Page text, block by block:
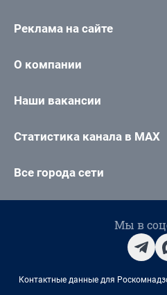
Реклама на сайте
О компании
Наши вакансии
Статистика канала в MAX
Все города сети
Мы в
Контактные данные для